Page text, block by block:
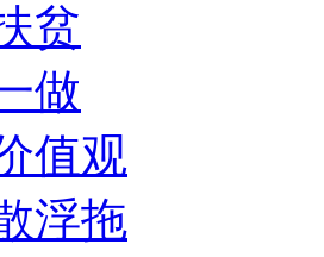
贫
做
值观
浮拖